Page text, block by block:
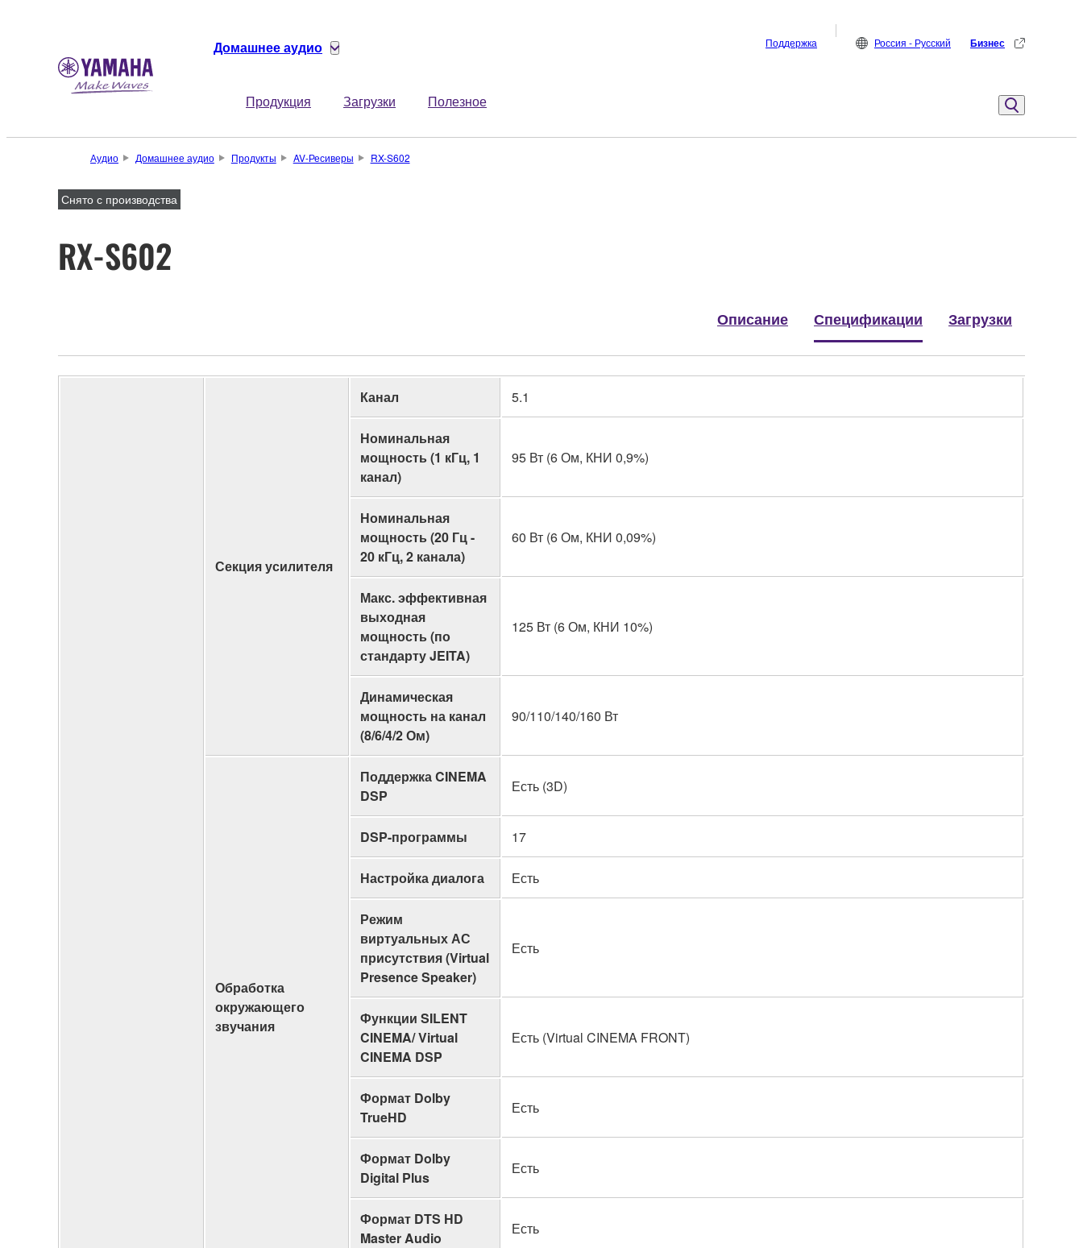
Домашнее аудио
Продукция Загрузки Полезное
Поддержка Россия - Русский Бизнес
Аудио Домашнее аудио Продукты AV-Ресиверы RX-S602
Снято с производства
RX-S602
Описание Спецификации Загрузки
Секция усилителя
Канал 5.1
Номинальная
мощность (1 кГц, 1
канал)
95 Вт (6 Ом, КНИ 0,9%)
Номинальная
мощность (20 Гц -
20 кГц, 2 канала)
60 Вт (6 Ом, КНИ 0,09%)
Макс. эффективная
выходная
мощность (по
стандарту JEITA)
125 Вт (6 Ом, КНИ 10%)
Динамическая
мощность на канал
(8/6/4/2 Ом)
90/110/140/160 Вт
Обработка
окружающего
звучания
Поддержка CINEMA
DSP
Есть (3D)
DSP-программы 17
Настройка диалога Есть
Режим
виртуальных АС
присутствия (Virtual
Presence Speaker)
Есть
Функции SILENT
CINEMA/ Virtual
CINEMA DSP
Есть (Virtual CINEMA FRONT)
Формат Dolby
TrueHD
Есть
Формат Dolby
Digital Plus
Есть
Формат DTS HD
Master Audio
Есть